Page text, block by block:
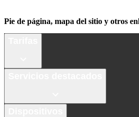
Pie de página, mapa del sitio y otros